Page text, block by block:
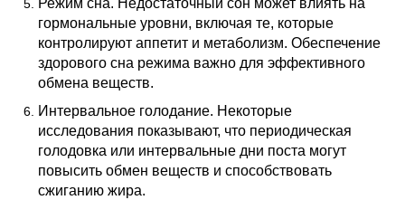
Режим сна. Недостаточный сон может влиять на
гормональные уровни, включая те, которые
контролируют аппетит и метаболизм. Обеспечение
здорового сна режима важно для эффективного
обмена веществ.
Интервальное голодание. Некоторые
исследования показывают, что периодическая
голодовка или интервальные дни поста могут
повысить обмен веществ и способствовать
сжиганию жира.